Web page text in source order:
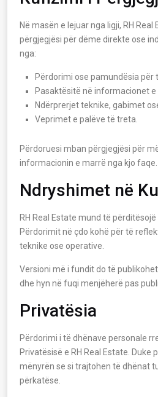
Në masën e lejuar nga ligji, RH
përgjegjësi për dëme direkte ose
nga:
Përdorimi ose pamundësia për
Pasaktësitë në informacionet e
Ndërprerjet teknike, gabimet
Veprimet e palëve të treta.
Përdoruesi mban përgjegjësi për
informacionin e marrë nga kjo faqe.
Ndryshimet në
RH Real Estate mund të
Përdorimit në çdo kohë për të
teknike ose operative.
Versioni më i fundit do të
dhe hyn në fuqi menjëherë pas
Privatësia
Përdorimi i të dhënave personale
Privatësisë e RH Real Estate. Duke
mënyrën se si trajtohen të dhënat
përkatëse.